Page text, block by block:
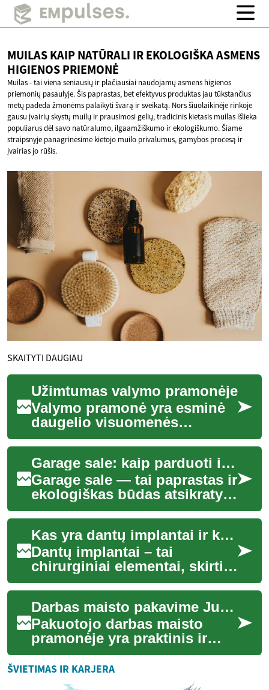
MUILAS KAIP NATŪRALI IR EKOLOGIŠKA ASMENS
HIGIENOS PRIEMONĖ
Muilas - tai viena seniausių ir plačiausiai naudojamų asmens higienos
priemonių pasaulyje. Šis paprastas, bet efektyvus produktas jau tūkstančius
metų padeda žmonėms palaikyti švarą ir sveikatą. Nors šiuolaikinėje rinkoje
gausu įvairių skystų muilų ir prausimosi gelių, tradicinis kietasis muilas išlieka
populiarus dėl savo natūralumo, ilgaamžiškumo ir ekologiškumo. Šiame
straipsnyje panagrinėsime kietojo muilo privalumus, gamybos procesą ir
įvairias jo rūšis.
SKAITYTI DAUGIAU
Užimtumas valymo pramonėje
Valymo pramonė yra esminė
daugelio visuomenės
sektorių dalis, užtikrinanti
švarą, higieną ir saugią
aplinką. Tai plat...
Garage sale: kaip parduoti ir pirkti antrinius daiktus
Garage sale — tai paprastas ir
ekologiškas būdas atsikratyti
nereikalingų daiktų ir rasti
vertingų radinių kitam pirk...
Kas yra dantų implantai ir kaip jie veikia
Dantų implantai – tai
chirurginiai elementai, skirti
pakeisti trūkstamus dantis ir
atkurti burnos funkciją bei
esteti...
Darbas maisto pakavime Jungtinėje Karalystėje
Pakuotojo darbas maisto
pramonėje yra praktinis ir
dažnai fizinis užsiėmimas,
kuriame svarbu tikslumas,
higiena ir ko...
ŠVIETIMAS IR KARJERA